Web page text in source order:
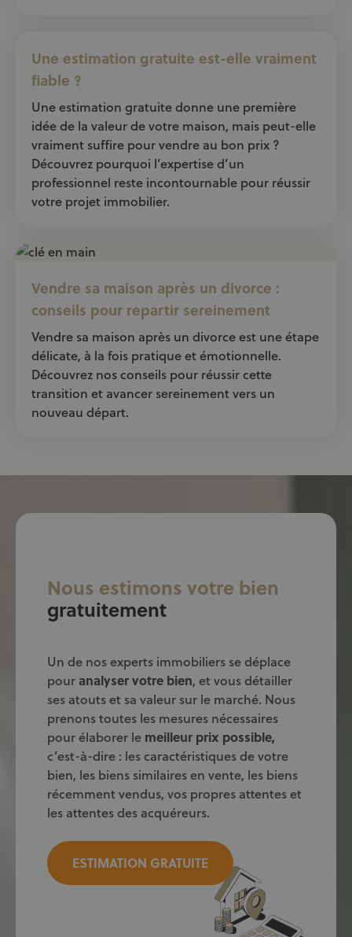
Une estimation gratuite est-elle vraiment
fiable ?
Une estimation gratuite donne une première
idée de la valeur de votre maison, mais peut-elle
vraiment suffire pour vendre au bon prix ?
Découvrez pourquoi l’expertise d’un
professionnel reste incontournable pour réussir
votre projet immobilier.
Vendre sa maison après un divorce :
conseils pour repartir sereinement
Vendre sa maison après un divorce est une étape
délicate, à la fois pratique et émotionnelle.
Découvrez nos conseils pour réussir cette
transition et avancer sereinement vers un
nouveau départ.
Nous estimons votre bien
gratuitement
Un de nos experts immobiliers se déplace
pour analyser votre bien, et vous détailler
ses atouts et sa valeur sur le marché. Nous
prenons toutes les mesures nécessaires
pour élaborer le meilleur prix possible,
c’est-à-dire : les caractéristiques de votre
bien, les biens similaires en vente, les biens
récemment vendus, vos propres attentes et
les attentes des acquéreurs.
ESTIMATION GRATUITE